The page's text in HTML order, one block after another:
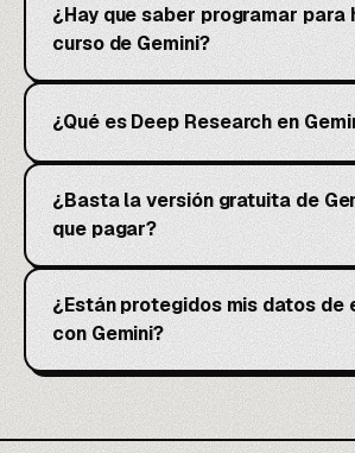
¿Hay que saber programar para
curso de Gemini?
¿Qué es Deep Research en
¿Basta la versión gratuita de
que pagar?
¿Están protegidos mis datos de
con Gemini?